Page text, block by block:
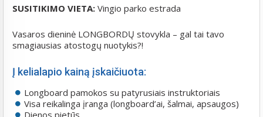
SUSITIKIMO VIETA: Vingio parko estrada
Vasaros dieninė LONGBORDŲ stovykla – gal tai tavo
smagiausias atostogų nuotykis?!
Į kelialapio kainą įskaičiuota:
Longboard pamokos su patyrusiais instruktoriais
Visa reikalinga įranga (longboard’ai, šalmai, apsaugos)